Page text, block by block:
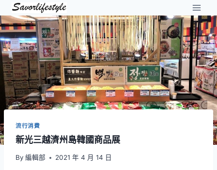
Skip
to
content
流行消費
新光三越濟州島韓國商品展
By 編輯部 2021 年 4 月 14 日